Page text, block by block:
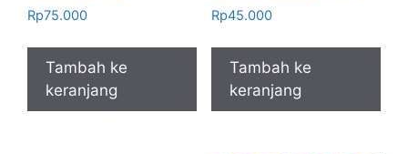
Rp75.000
Tambah ke
keranjang
Rp45.000
Tambah ke
keranjang